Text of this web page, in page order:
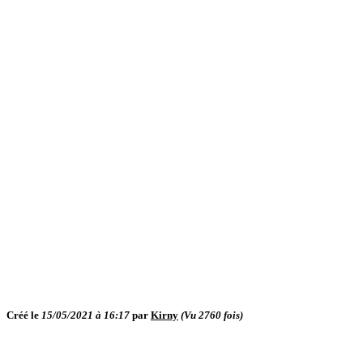
Créé le 15/05/2021 à 16:17 par Kirny (Vu 2760 fois)